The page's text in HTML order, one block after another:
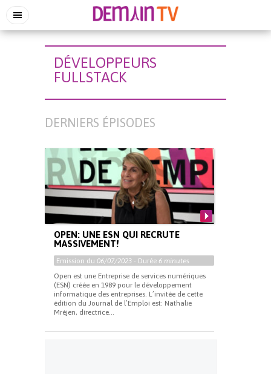
DÉVELOPPEURS
FULLSTACK
DERNIERS ÉPISODES
OPEN: UNE ESN QUI RECRUTE
MASSIVEMENT!
Emission du 06/07/2023 - Durée 6 minutes
Open est une Entreprise de services numériques
(ESN) créée en 1989 pour le développement
informatique des entreprises. L’invitée de cette
édition du Journal de l’Emploi est: Nathalie
Mréjen, directrice...